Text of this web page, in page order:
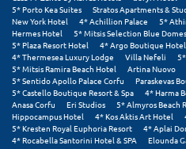
Ορεινή Αρκαδία
Ορεινή Ναυπακτία
Π
Πάλαιρος
Παξοί
5* Porto Kea Suites
Stratos Apartments &
New York Hotel
4* Achillion Palace 5*
Hermes Hotel
5* Mitsis Selection Blue Domes
5* Plaza Resort Hotel
4* Argo Boutique Hotel
4* Thermesea Luxury Lodge
Villa Nefeli
5* Mitsis Ramira Beach Hotel
Artina Nuovo
5* Sentido Apollo Palace Corfu
Paraskevas
5* Castello Boutique Resort & Spa
4* Harma
Anasa Corfu
Eri Studios 5* Almyros Beach
Hippocampus Hotel
4* Kos Aktis Art Hotel
5* Kresten Royal Euphoria Resort
4* Aplai
4* Rocabella Santorini Hotel & SPA
Elounda